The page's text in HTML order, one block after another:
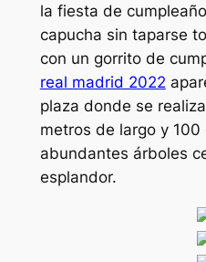
la fiesta de
capucha sin taparse
con un gorrito de
real madrid 2022
plaza donde se
metros de largo y 100
abundantes árboles
esplandor.